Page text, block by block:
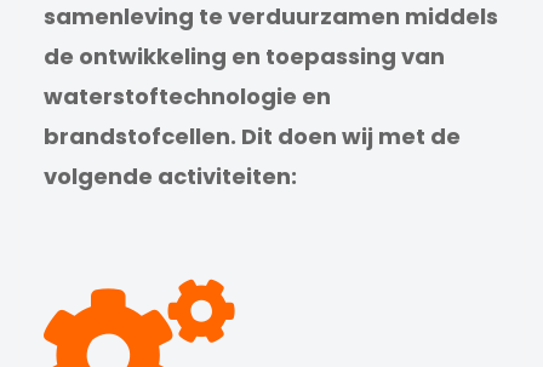
Krachten bundelen
De NWBA bundelt de krachten van overheden,
samenleving te verduurzamen middels
de ontwikkeling en toepassing van
waterstoftechnologie en
brandstofcellen. Dit doen wij met de
volgende activiteiten: